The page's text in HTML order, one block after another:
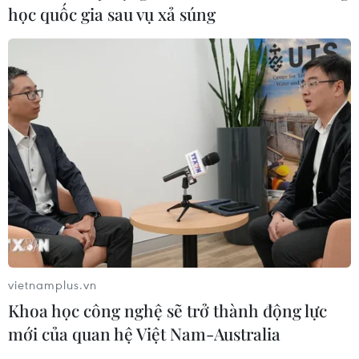
khách trong và ngoài nước.
Vịnh Bái Tử Long: một vẻ đẹp
hoang sơ đến ngỡ ngàng của đất Quảng
học quốc gia sau vụ xả súng
vietnamplus.vn
Khoa học công nghệ sẽ trở thành động lực
mới của quan hệ Việt Nam-Australia